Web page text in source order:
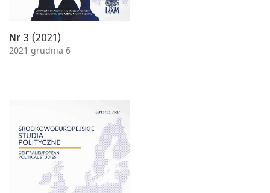
Nr 3 (2021)
2021 grudnia 6